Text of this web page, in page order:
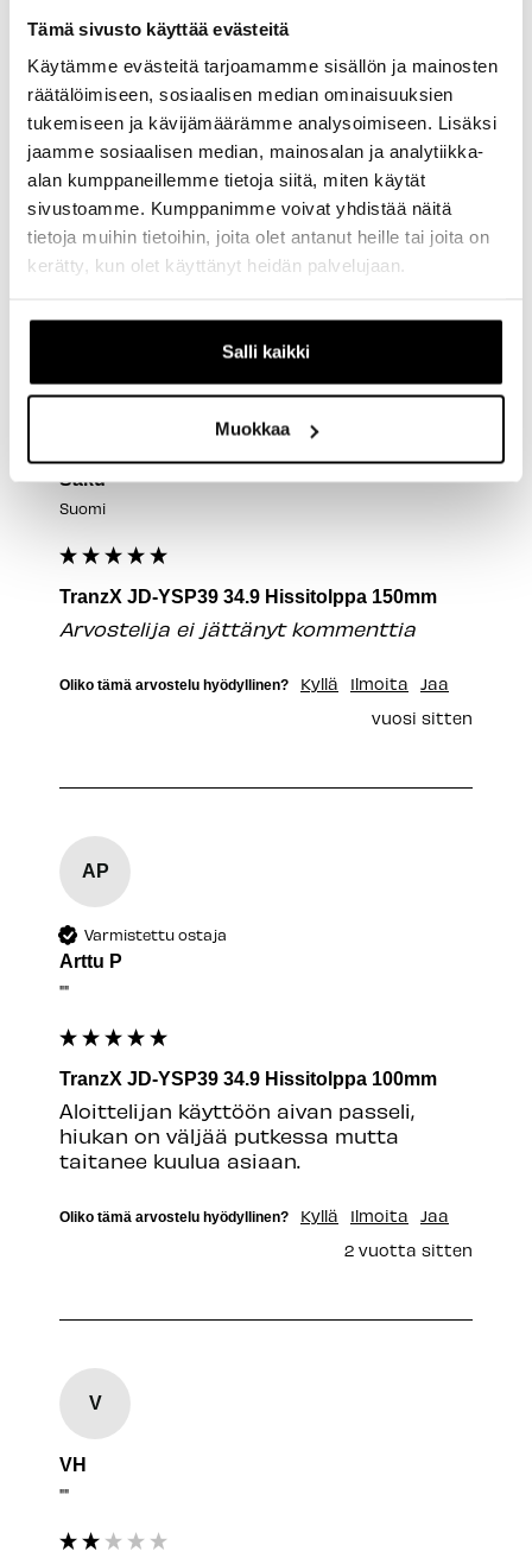
Tämä sivusto käyttää evästeitä
Käytämme evästeitä tarjoamamme sisällön ja mainosten
räätälöimiseen, sosiaalisen median ominaisuuksien
tukemiseen ja kävijämäärämme analysoimiseen. Lisäksi
jaamme sosiaalisen median, mainosalan ja analytiikka-
alan kumppaneillemme tietoja siitä, miten käytät
sivustoamme. Kumppanimme voivat yhdistää näitä
tietoja muihin tietoihin, joita olet antanut heille tai joita on
kerätty, kun olet käyttänyt heidän palvelujaan.
Salli kaikki
Muokkaa
Espoo, FI
TranzX JD-YSP39 34.9 Hissitolppa 150mm
Arvostelija ei jättänyt kommenttia
Oliko tämä arvostelu hyödyllinen? Kyllä Ilmoita
Jaa
vuosi sitten
S
Saku
Suomi
TranzX JD-YSP39 34.9 Hissitolppa 150mm
Arvostelija ei jättänyt kommenttia
Oliko tämä arvostelu hyödyllinen? Kyllä Ilmoita
Jaa
vuosi sitten
AP
Varmistettu ostaja
Arttu P
""
TranzX JD-YSP39 34.9 Hissitolppa 100mm
Aloittelijan käyttöön aivan passeli,
hiukan on väljää putkessa mutta
taitanee kuulua asiaan.
Oliko tämä arvostelu hyödyllinen? Kyllä Ilmoita
Jaa
2 vuotta sitten
V
VH
""